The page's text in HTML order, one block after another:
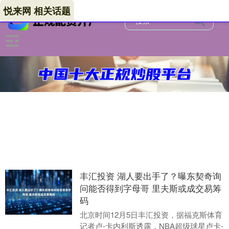
悦来网 相关话题
丰汇投资 湖人要出手了？曝东契奇询
问能否得到字母哥 里夫斯或成交易筹
码
北京时间12月5日丰汇投资，据福克斯体育
记者卢-卡内利斯透露，NBA超级球星卢卡-